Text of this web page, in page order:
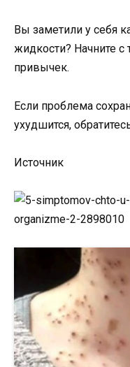
Вы заметили у себя
жидкости? Начните с
привычек.
Если проблема
ухудшится,
Источник